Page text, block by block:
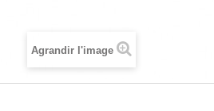
Agrandir l'image